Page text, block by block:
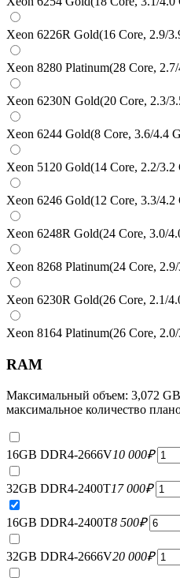
Xeon 6226R Gold(16 Core, 2.9/
Xeon 8280 Platinum(28 Core,
Xeon 6230N Gold(20 Core, 2.3/
Xeon 6244 Gold(8 Core, 3.6/4.4
Xeon 5120 Gold(14 Core, 2.2/3.2
Xeon 6246 Gold(12 Core, 3.3/4.2
Xeon 6248R Gold(24 Core, 3.0/
Xeon 8268 Platinum(24 Core,
Xeon 6230R Gold(26 Core, 2.1/
Xeon 8164 Platinum(26 Core,
RAM
Максимальный объем: 3,072
максимальное количество
16GB DDR4-2666V10 000₽
32GB DDR4-2400T17 000₽
16GB DDR4-2400T8 500₽
32GB DDR4-2666V20 000₽